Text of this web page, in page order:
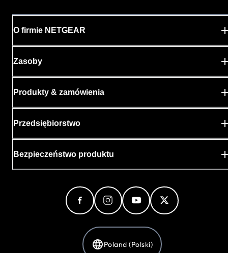
O firmie NETGEAR
Zasoby
Produkty & zamówienia
Przedsiębiorstwo
Bezpieczeństwo produktu
Poland (Polski)